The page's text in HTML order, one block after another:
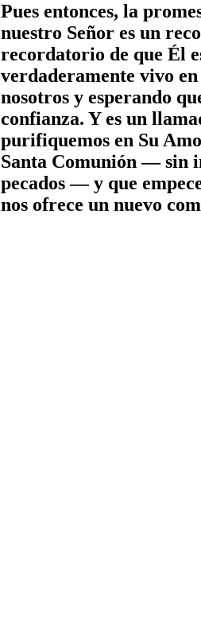
Pues entonces, la
nuestro Señor es un
recordatorio de que Él
verdaderamente vivo
nosotros y esperando
confianza. Y es un
purifiquemos en Su
Santa Comunión — sin
pecados — y que
nos ofrece un nuevo